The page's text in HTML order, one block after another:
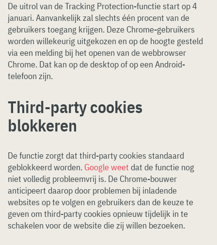
De uitrol van de Tracking Protection-functie start op 4
januari. Aanvankelijk zal slechts één procent van de
gebruikers toegang krijgen. Deze Chrome-gebruikers
worden willekeurig uitgekozen en op de hoogte gesteld
via een melding bij het openen van de webbrowser
Chrome. Dat kan op de desktop of op een Android-
telefoon zijn.
Third-party cookies
blokkeren
De functie zorgt dat third-party cookies standaard
geblokkeerd worden. Google weet dat de functie nog
niet volledig probleemvrij is. De Chrome-bouwer
anticipeert daarop door problemen bij inladende
websites op te volgen en gebruikers dan de keuze te
geven om third-party cookies opnieuw tijdelijk in te
schakelen voor de website die zij willen bezoeken.